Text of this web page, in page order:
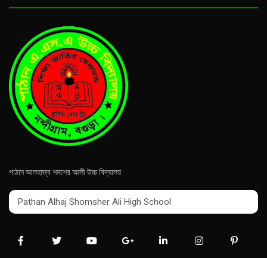
পাঠান আলহাজ্ব শমশের আলী উচ্চ বিদ্যালয়
Pathan Alhaj Shomsher Ali High School
Pathan Alhaj Shomsher Ali High School